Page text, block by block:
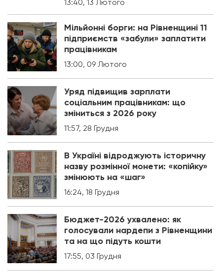
13:40, 13 Лютого
Мільйонні борги: на Рівненщині 11
підприємств «забули» заплатити
працівникам
13:00, 09 Лютого
Уряд підвищив зарплати
соціальним працівникам: що
зміниться з 2026 року
11:57, 28 Грудня
В Україні відроджують історичну
назву розмінної монети: «копійку»
змінюють на «шаг»
16:24, 18 Грудня
Бюджет-2026 ухвалено: як
голосували нардепи з Рівненщини
та на що підуть кошти
17:55, 03 Грудня